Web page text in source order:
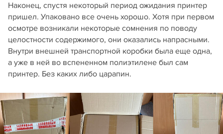
Наконец, спустя некоторый период ожидания принтер
пришел. Упаковано все очень хорошо. Хотя при первом
осмотре возникали некоторые сомнения по поводу
целостности содержимого, они оказались напрасными.
Внутри внешней транспортной коробки была еще одна,
а уже в ней во вспененном полиэтилене был сам
принтер. Без каких либо царапин.